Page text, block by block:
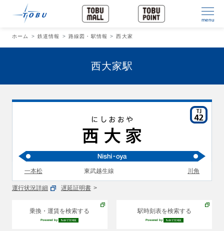
menu
ホーム 鉄道情報 路線図・駅情報 西大家
西大家駅
一本松 東武越生線 川角
運行状況詳細 遅延証明書
乗換・運賃を検索する
Powered by
駅時刻表を検索する
Powered by